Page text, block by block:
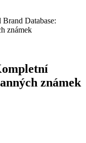
Brand Database:
známek
známek